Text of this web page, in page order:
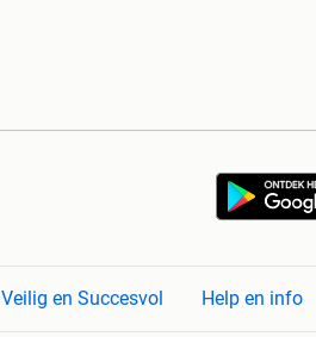
Veilig en Succesvol Help en info